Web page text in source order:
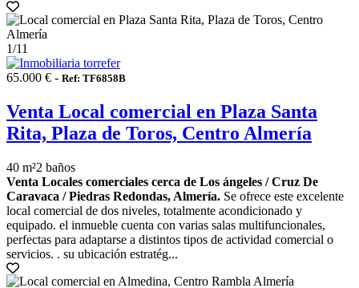
1/11
65.000 € - Ref: TF6858B
Venta Local comercial en Plaza Santa
Rita, Plaza de Toros, Centro Almería
40 m²2 baños
Venta Locales comerciales cerca de Los ángeles / Cruz De
Caravaca / Piedras Redondas, Almería. Se ofrece este excelente
local comercial de dos niveles, totalmente acondicionado y
equipado. el inmueble cuenta con varias salas multifuncionales,
perfectas para adaptarse a distintos tipos de actividad comercial o
servicios. . su ubicación estratég...